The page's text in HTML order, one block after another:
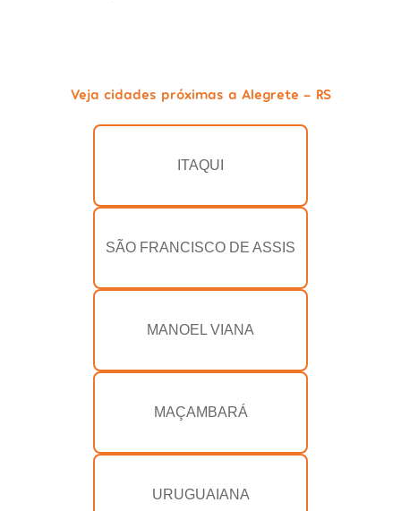
Veja cidades próximas a Alegrete - RS
ITAQUI
SÃO FRANCISCO DE ASSIS
MANOEL VIANA
MAÇAMBARÁ
URUGUAIANA